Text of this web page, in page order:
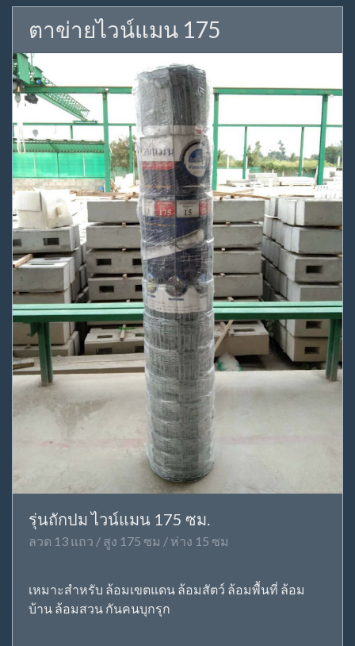
ตาข่ายไวน์แมน 175
รุ่นถักปม ไวน์แมน 175 ซม.
ลวด 13 แถว / สูง 175 ซม / ห่าง 15 ซม
เหมาะสำหรับ ล้อมเขตแดน ล้อมสัตว์ ล้อมพื้นที่ ล้อม
บ้าน ล้อมสวน กันคนบุกรุก